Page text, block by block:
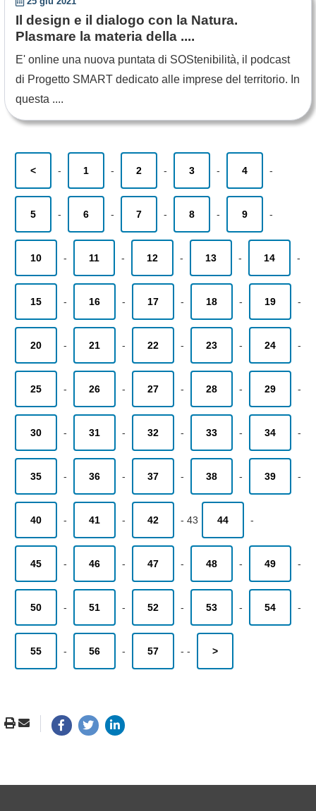
Il design e il dialogo con la Natura.
Plasmare la materia della ....
E' online una nuova puntata di SOStenibilità, il podcast
di Progetto SMART dedicato alle imprese del territorio. In
questa ....
< - 1 - 2 - 3 - 4 -
5 - 6 - 7 - 8 - 9 -
10 - 11 - 12 - 13 - 14 -
15 - 16 - 17 - 18 - 19 -
20 - 21 - 22 - 23 - 24 -
25 - 26 - 27 - 28 - 29 -
30 - 31 - 32 - 33 - 34 -
35 - 36 - 37 - 38 - 39 -
40 - 41 - 42 - 43 44 -
45 - 46 - 47 - 48 - 49 -
50 - 51 - 52 - 53 - 54 -
55 - 56 - 57 - - >